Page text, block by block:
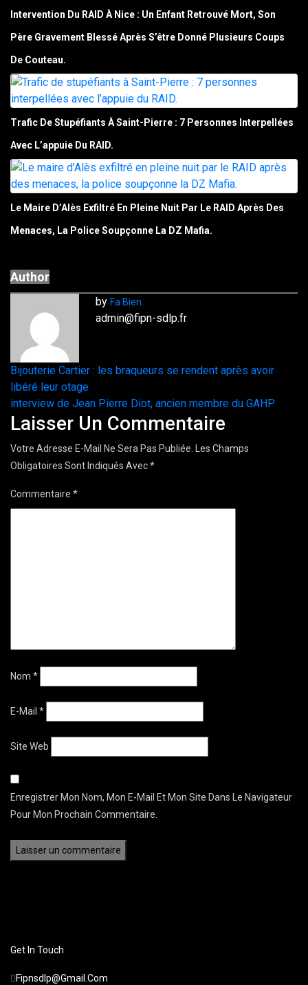
Intervention Du RAID À Nice : Un Enfant Retrouvé Mort, Son
Père Gravement Blessé Après S’être Donné Plusieurs Coups
De Couteau.
Trafic De Stupéfiants À Saint-Pierre : 7 Personnes Interpellées
Avec L’appuie Du RAID.
Le Maire D’Alès Exfiltré En Pleine Nuit Par Le RAID Après Des
Menaces, La Police Soupçonne La DZ Mafia.
Author
by Fa Bien
admin@fipn-sdlp.fr
Navigation
de
l’article
Bijouterie Cartier : les braqueurs se rendent après avoir
libéré leur otage
interview de Jean Pierre Diot, ancien membre du GAHP
Laisser Un Commentaire
Votre Adresse E-Mail Ne Sera Pas Publiée.
Les Champs
Obligatoires Sont Indiqués Avec*
Commentaire *
Nom *
E-Mail *
Site Web
Enregistrer Mon Nom, Mon E-Mail Et Mon Site Dans Le Navigateur
Pour Mon Prochain Commentaire.
Get In Touch
Fipnsdlp@gmail.com